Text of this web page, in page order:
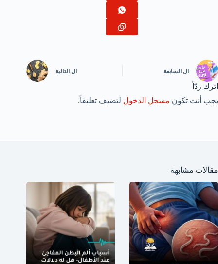
ال السابقة ال التالية
اترك ردّاً
يجب أنت تكون مسجل الدخول لتضيف تعليقاً.
مقالات مشابهة